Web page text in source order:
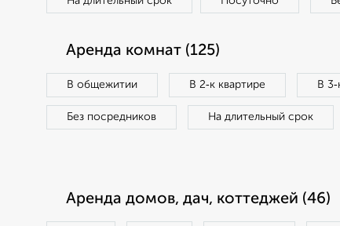
Аренда комнат (125)
В общежитии В 2‑к квартире В
Без посредников На длительный срок
Аренда домов, дач, коттеджей (46)